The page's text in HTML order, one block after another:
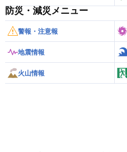
防災・減災メニュー
警報・注意報
地震情報
火山情報